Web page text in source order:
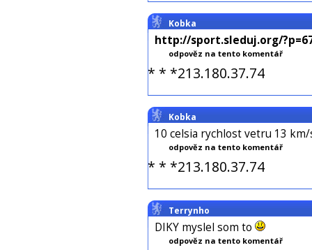
Kobka
http://sport.sleduj.org/
odpověz na tento komentář
* * *213.180.37.74
Kobka
10 celsia rychlost vetru 13
odpověz na tento komentář
* * *213.180.37.74
Terrynho
DIKY myslel som to
odpověz na tento komentář